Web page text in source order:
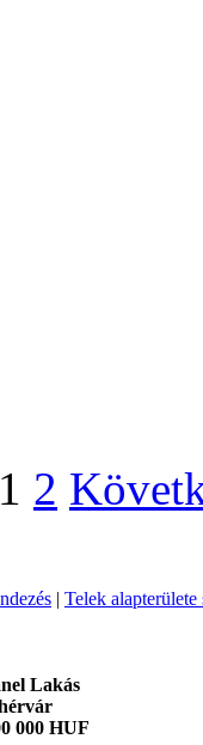
1 2
Telek alapterülete
Lakás
000 HUF